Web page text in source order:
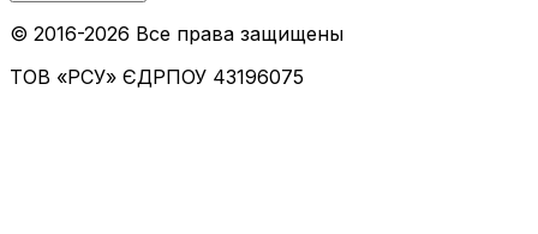
© 2016-2026 Все права защищены
ТОВ «РСУ» ЄДРПОУ 43196075